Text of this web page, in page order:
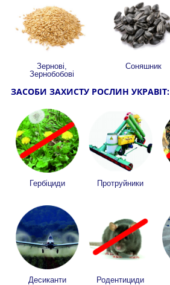
Зернові,
Зернобобові
Соняшник
ЗАСОБИ ЗАХИСТУ РОСЛИН УКРАВІТ:
Гербіциди Протруйники
Десиканти Родентициди